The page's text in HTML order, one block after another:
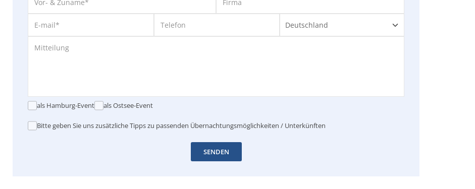
als Hamburg-Event als Ostsee-Event
Bitte geben Sie uns zusätzliche Tipps zu passenden Übernachtungsmöglichkeiten / Unterkünften
SENDEN